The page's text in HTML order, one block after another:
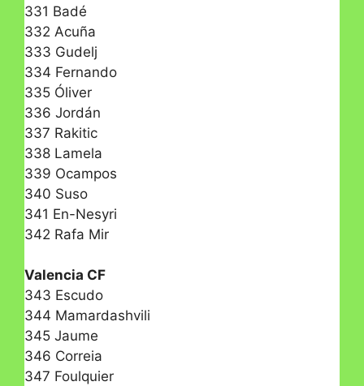
331 Badé
332 Acuña
333 Gudelj
334 Fernando
335 Óliver
336 Jordán
337 Rakitic
338 Lamela
339 Ocampos
340 Suso
341 En-Nesyri
342 Rafa Mir
Valencia CF
343 Escudo
344 Mamardashvili
345 Jaume
346 Correia
347 Foulquier